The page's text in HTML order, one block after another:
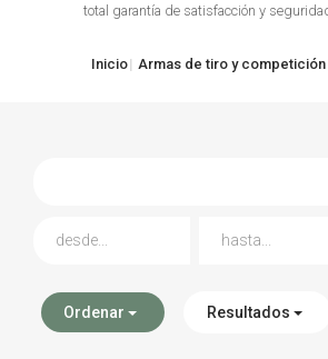
AIRE COMPRIMIDO
OTRAS ARMAS
total garantía de satisfacción y
Inicio Armas de tiro y competición
Ordenar Resultados